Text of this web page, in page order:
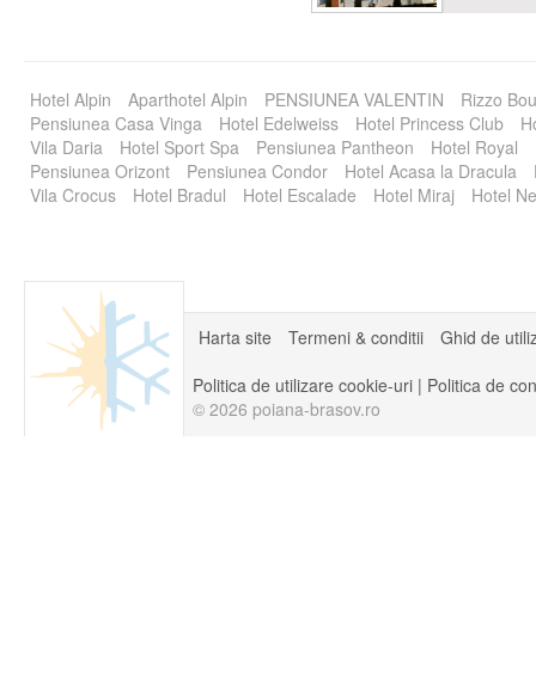
Hotel Alpin Aparthotel Alpin PENSIUNEA VALENTIN
Rizzo
Pensiunea Casa Vinga
Hotel Edelweiss Hotel Princess Club
Vila Daria
Hotel Sport Spa Pensiunea Pantheon Hotel Royal
Pensiunea Orizont
Pensiunea Condor Hotel Acasa la Dracula
Vila Crocus
Hotel Bradul Hotel Escalade Hotel Miraj Hotel
Harta site Termeni & conditii
Ghid de
Politica de utilizare cookie-uri | Politica de
© 2026 poiana-brasov.ro